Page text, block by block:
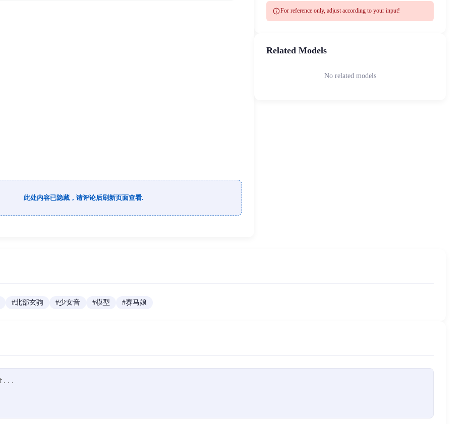
此处内容已隐藏，请评论后刷新页面查看.
infoFor reference only, adjust according to your input!
Related Models
No related models
#北部玄驹 #少女音 #模型 #赛马娘